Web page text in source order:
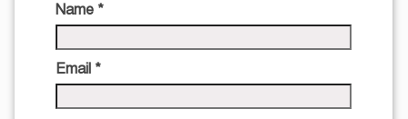
Name *
Email *